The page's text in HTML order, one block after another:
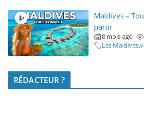
Maldives –
partir
8 mois ago •
Les Maldives,
RÉDACTEUR ?